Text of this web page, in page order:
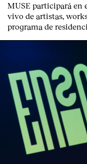
MUSE participará en
vivo de artistas,
programa de